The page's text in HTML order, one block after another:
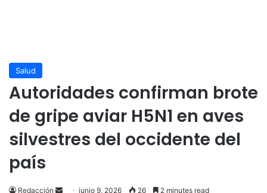
Salud
Autoridades confirman brote
de gripe aviar H5N1 en aves
silvestres del occidente del
país
Redacción
Sendjunio 9, 2026 26 2 minutes read